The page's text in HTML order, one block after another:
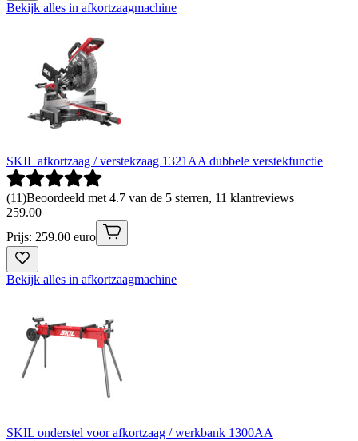
Bekijk alles in afkortzaagmachine
SKIL afkortzaag / verstekzaag 1321AA dubbele verstekfunctie
(11)Beoordeeld met 4.7 van de 5 sterren, 11 klantreviews
259.00
Prijs: 259.00 euro
Bekijk alles in afkortzaagmachine
SKIL onderstel voor afkortzaag / werkbank 1300AA